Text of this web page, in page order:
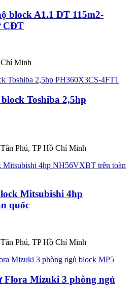
block A1.1 DT 115m2-
CĐT
Minh
Toshiba 2,5hp
Phú, TP Hồ Chí Minh
Mitsubishi 4hp
quốc
Phú, TP Hồ Chí Minh
Flora Mizuki 3 phòng ngủ